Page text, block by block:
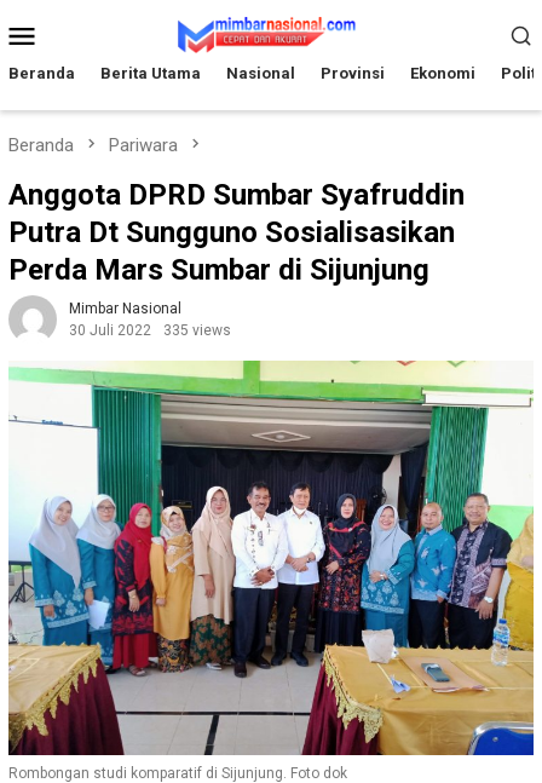
ke
Mobile
Beranda Berita Utama Nasional Provinsi Ekonomi
Beranda Pariwara
Anggota DPRD Sumbar Syafruddin
Putra Dt Sungguno Sosialisasikan
Perda Mars Sumbar di Sijunjung
Mimbar Nasional
30 Juli 2022
335 views
Rombongan studi komparatif di Sijunjung. Foto dok